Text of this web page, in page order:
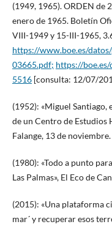
(1949, 1965). ORDEN de
enero de 1965. Boletín
VIII-1949 y 15-III-1965,
https://www.boe.es/
03665.pdf; https://
5516[consulta: 12/07/
(1952): «Miguel
de un Centro de Estudios
Falange, 13 de noviembre.
(1980): «Todo a punto
Las Palmas», El Eco de
(2015): «Una plataforma
mar´ y recuperar esos